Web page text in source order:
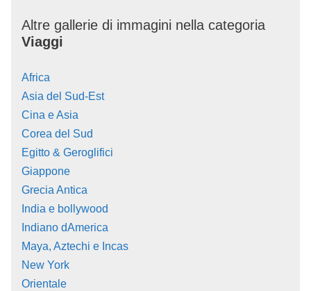
Altre gallerie di immagini nella categoria
Viaggi
Africa
Asia del Sud-Est
Cina e Asia
Corea del Sud
Egitto & Geroglifici
Giappone
Grecia Antica
India e bollywood
Indiano dAmerica
Maya, Aztechi e Incas
New York
Orientale